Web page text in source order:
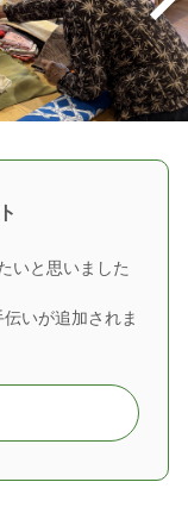
いと思いました
いが追加されま